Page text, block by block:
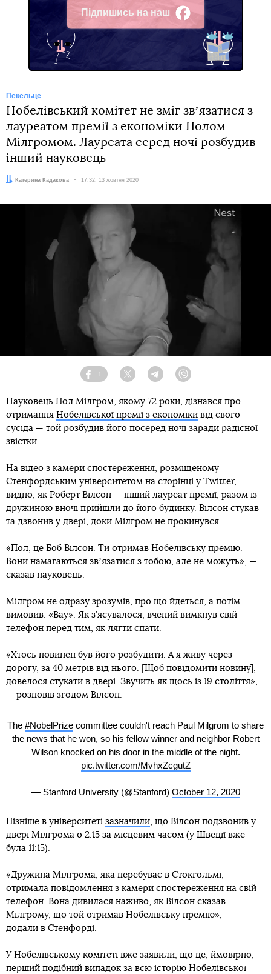
Підпишись на наш
Facebook
Пекельце
Нобелівський комітет не зміг звʼязатися з
лауреатом премії з економіки Полом
Мілгромом. Лауреата серед ночі розбудив
інший науковець
Автор:Катерина Кадакова Дата:
17:32, 13 жовтня 2020
Facebook
1
Twitter TelegramViber
Науковець Пол Мілгром, якому 72 роки, дізнався про
отримання Нобелівської премії з економіки від свого
сусіда — той розбудив його посеред ночі заради радісної
звістки.
На відео з камери спостереження, розміщеному
Стенфордським університетом на сторінці у Twitter,
видно, як Роберт Вілсон — інший лауреат премії, разом із
дружиною вночі прийшли до його будинку. Вілсон стукав
та дзвонив у двері, доки Мілгром не прокинувся.
«Пол, це Боб Вілсон. Ти отримав Нобелівську премію.
Вони намагаються звʼязатися з тобою, але не можуть», —
сказав науковець.
Мілгром не одразу зрозумів, про що йдеться, а потім
вимовив: «Вау». Як з’ясувалося, вчений вимкнув свій
телефон перед тим, як лягти спати.
«Хтось повинен був його розбудити. А я живу через
дорогу, за 40 метрів від нього. [Щоб повідомити новину],
довелося стукати в двері. Звучить як щось із 19 століття»,
— розповів згодом Вілсон.
The #NobelPrize committee couldn't reach Paul Milgrom to share
the news that he won, so his fellow winner and neighbor Robert
Wilson knocked on his door in the middle of the night.
pic.twitter.com/MvhxZcgutZ
— Stanford University (@Stanford) October 12, 2020
Пізніше в університеті зазначили, що Вілсон подзвонив у
двері Мілгрома о 2:15 за місцевим часом (у Швеції вже
була 11:15).
«Дружина Мілгрома, яка перебуває в Стокгольмі,
отримала повідомлення з камери спостереження на свій
телефон. Вона дивилася наживо, як Вілсон сказав
Мілгрому, що той отримав Нобелівську премію», —
додали в Стенфорді.
У Нобелівському комітеті вже заявили, що це, ймовірно,
перший подібний випадок за всю історію Нобелівської